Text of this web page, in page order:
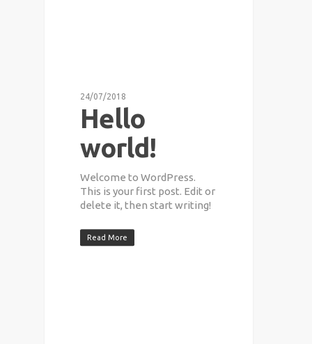
24/07/2018
Hello
world!
Welcome to WordPress.
This is your first post. Edit or
delete it, then start writing!
Read More